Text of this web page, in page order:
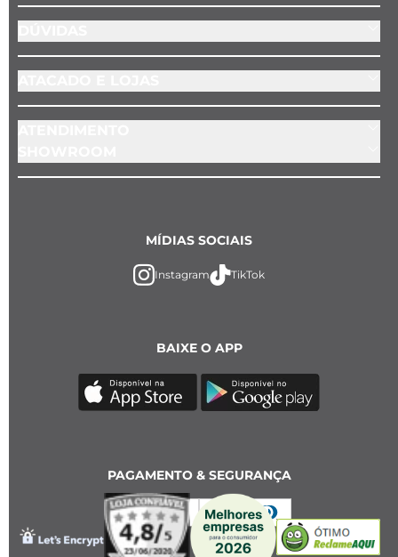
BAIXE O APP
MÍDIAS SOCIAIS
Instagram TikTok
PAGAMENTO & SEGURANÇA